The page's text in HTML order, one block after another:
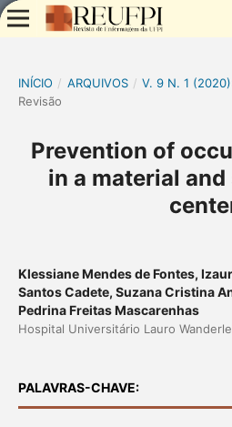
INÍCIO / ARQUIVOS / V. 9 N. 1
Revisão
Prevention of
in a material
Klessiane Mendes de Fontes,
Santos Cadete, Suzana Cristina
Pedrina Freitas Mascarenhas
Hospital Universitário Lauro
PALAVRAS-CHAVE: